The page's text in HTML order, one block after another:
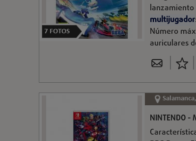
lanzamiento
multijugador
Número
auriculares
7 FOTOS
NINTENDO -